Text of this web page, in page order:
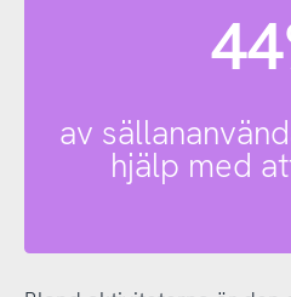
av
hjälp med